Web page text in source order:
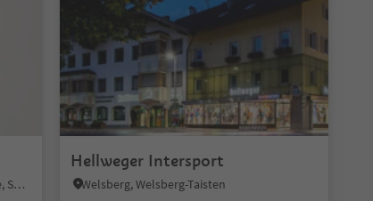
Kaltern Dorf, Kaltern an der Weinstraße, Südtiroler Weinstraße
Hellweger Intersport
Welsberg, Welsberg-Taisten